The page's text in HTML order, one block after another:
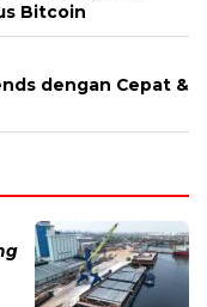
Bitcoin
dengan Cepat &